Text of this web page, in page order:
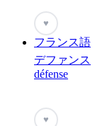
♥
フランス語
デファンス
défense
♥